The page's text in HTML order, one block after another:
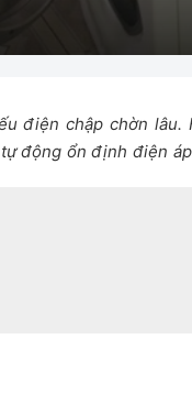
điện chập chờn lâu.
động ổn định điện